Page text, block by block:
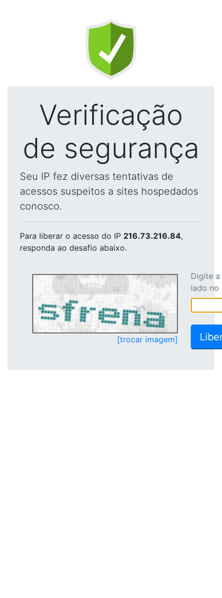
Verificação
de segurança
Seu IP fez diversas tentativas de
acessos suspeitos a sites hospedados
conosco.
Para liberar o acesso do IP 216.73.216.84,
responda ao desafio abaixo.
[trocar imagem]
Digite
lado no